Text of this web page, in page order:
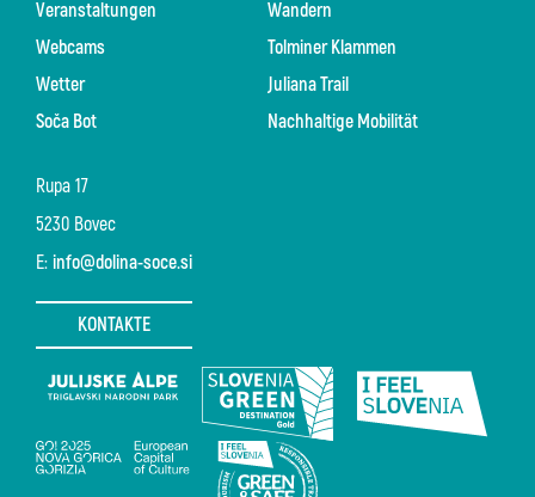
Rupa 17
5230 Bovec
E: info@dolina-soce.si
KONTAKTE
Veranstaltungen
Webcams
Wetter
Soča Bot
Wandern
Tolminer Klammen
Juliana Trail
Nachhaltige Mobilität